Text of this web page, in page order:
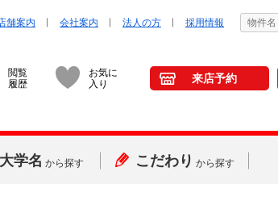
舗案内 会社案内 法人の方 採用情報
閲覧
履歴
お気に
入り
来店予約
大学名 から探す こだわり から探す